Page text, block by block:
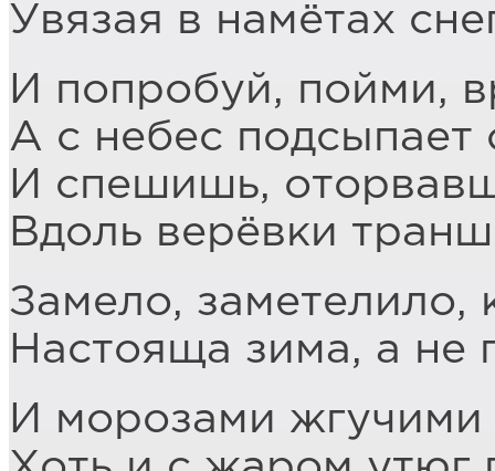
Увязая в намётах
И попробуй, пойми,
А с небес подсыпает
И спешишь,
Вдоль верёвки
Замело, заметелило,
Настояща зима, а не
И морозами жгучими